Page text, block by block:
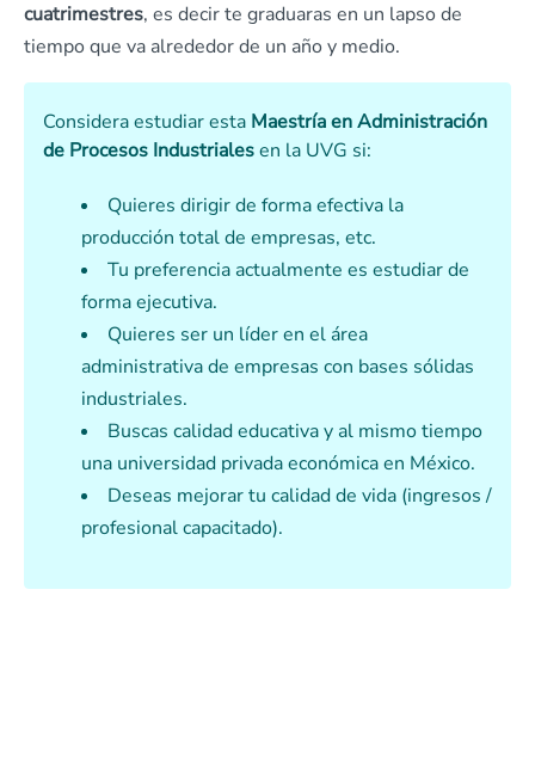
cuatrimestres, es decir te graduaras en un lapso de
tiempo que va alrededor de un año y medio.
Considera estudiar esta Maestría en Administración
de Procesos Industrialesen la UVG si:
Quieres dirigir de forma efectiva la
producción total de empresas, etc.
Tu preferencia actualmente es estudiar de
forma ejecutiva.
Quieres ser un líder en el área
administrativa de empresas con bases sólidas
industriales.
Buscas calidad educativa y al mismo tiempo
una universidad privada económica en México.
Deseas mejorar tu calidad de vida (ingresos /
profesional capacitado).